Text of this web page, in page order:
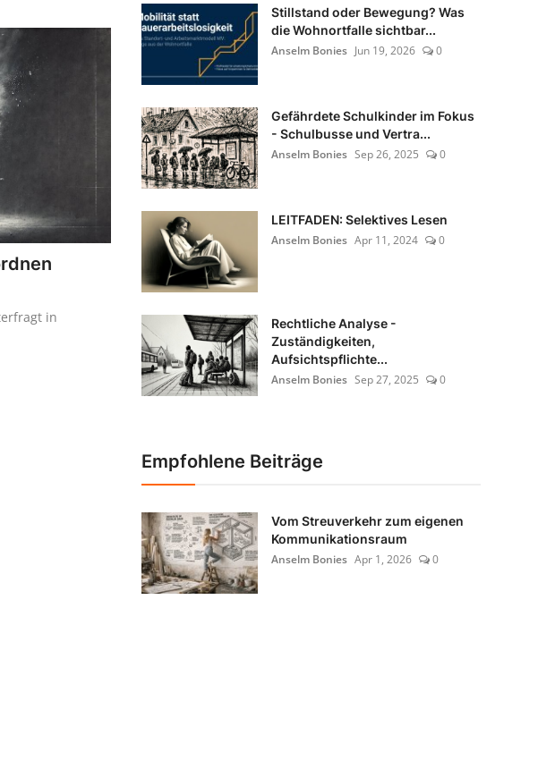
in
Stillstand oder Bewegung? Was
die Wohnortfalle sichtbar...
Anselm Bonies Jun 19, 2026 0
Gefährdete Schulkinder im Fokus
- Schulbusse und Vertra...
Anselm Bonies Sep 26, 2025 0
LEITFADEN: Selektives Lesen
Anselm Bonies Apr 11, 2024 0
Rechtliche Analyse -
Zuständigkeiten,
Aufsichtspflichte...
Anselm Bonies Sep 27, 2025 0
Empfohlene Beiträge
Vom Streuverkehr zum eigenen
Kommunikationsraum
Anselm Bonies Apr 1, 2026 0